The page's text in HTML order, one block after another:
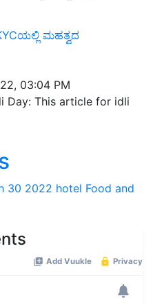
ಮಹತ್ವದ
03:04 PM
Day: This article for idli
30 2022 hotel Food and